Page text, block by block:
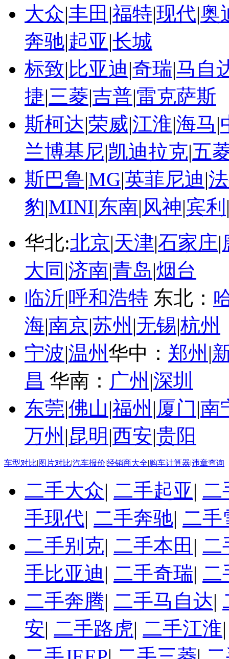
大众|丰田 |福特|现代|奥
奔驰|起亚|长城
标致| 比亚迪|奇瑞|马自
捷|三菱|吉普|雷克萨斯
斯柯达|荣威|江淮|海马|
兰博基尼|凯迪拉克|五
斯巴鲁|MG|英菲尼迪|
豹|MINI|东南|风神|宾利
华北:北京|天津|石家庄|
大同 |济南|青岛|烟台
临沂|呼和浩特 东北：
海|南京|苏州 |无锡|杭州
宁波|温州华中： 郑州 |
昌 华南： 广州 |深圳
东莞|佛山|福州 |厦门|南
万州 |昆明 |西安|贵阳
车型对比|图片对比|汽车报价|经销商大全|购车计算器|违章查询
二手大众| 二手起亚| 二
手现代| 二手奔驰| 二手
二手别克| 二手本田 | 二
手比亚迪| 二手奇瑞| 二
二手奔腾| 二手马自达|
安| 二手路虎| 二手江淮